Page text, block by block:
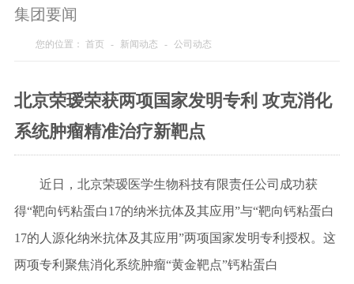
集团要闻
您的位置：首页 - 新闻动态 - 公司动态
北京荣瑷荣获两项国家发明专利 攻克消化
系统肿瘤精准治疗新靶点
近日，北京荣瑷医学生物科技有限责任公司成功获
得“靶向钙粘蛋白17的纳米抗体及其应用”与“靶向钙粘蛋白
17的人源化纳米抗体及其应用”两项国家发明专利授权。这
两项专利聚焦消化系统肿瘤“黄金靶点”钙粘蛋白